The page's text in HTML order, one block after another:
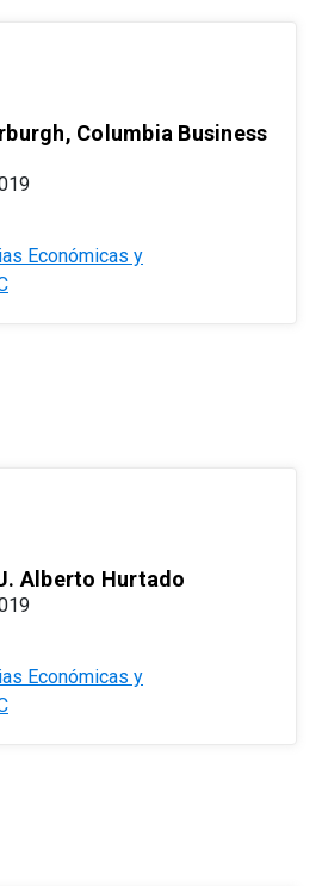
Columbia Business
Económicas y
Alberto Hurtado
Económicas y